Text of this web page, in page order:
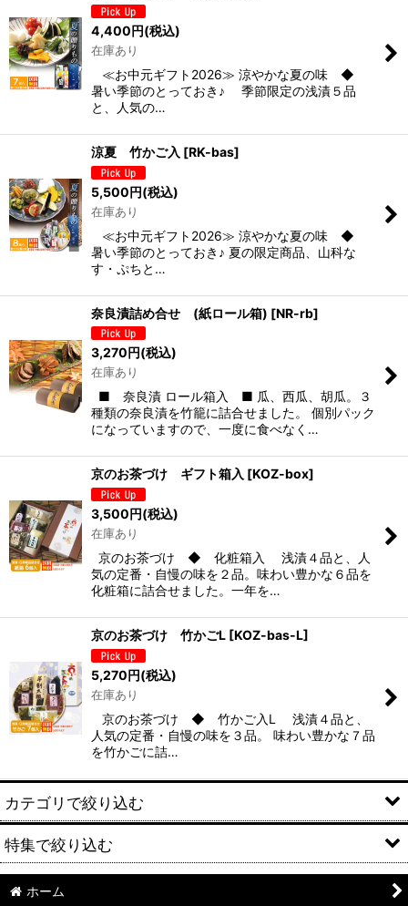
4,400円(税込)
在庫あり
≪お中元ギフト2026≫ 涼やかな夏の味 ◆
暑い季節のとっておき♪ 季節限定の浅漬５品
と、人気の…
涼夏 竹かご入 [RK-bas]
5,500円(税込)
在庫あり
≪お中元ギフト2026≫ 涼やかな夏の味 ◆
暑い季節のとっておき♪ 夏の限定商品、山科な
す・ぷちと…
奈良漬詰め合せ (紙ロール箱) [NR-rb]
3,270円(税込)
在庫あり
■ 奈良漬 ロール箱入 ■ 瓜、西瓜、胡瓜。３
種類の奈良漬を竹籠に詰合せました。 個別パック
になっていますので、一度に食べなく…
京のお茶づけ ギフト箱入 [KOZ-box]
3,500円(税込)
在庫あり
京のお茶づけ ◆ 化粧箱入 浅漬４品と、人
気の定番・自慢の味を２品。味わい豊かな６品を
化粧箱に詰合せました。一年を…
京のお茶づけ 竹かごL [KOZ-bas-L]
5,270円(税込)
在庫あり
京のお茶づけ ◆ 竹かご入L 浅漬４品と、
人気の定番・自慢の味を３品。 味わい豊かな７品
を竹かごに詰…
カテゴリで絞り込む
お漬物詰合せ
単品パック
特集で絞り込む
お試しセット
ホーム